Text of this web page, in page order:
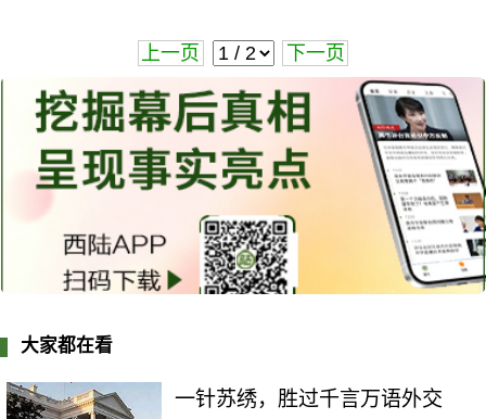
上一页 下一页
大家都在看
一针苏绣，胜过千言万语外交